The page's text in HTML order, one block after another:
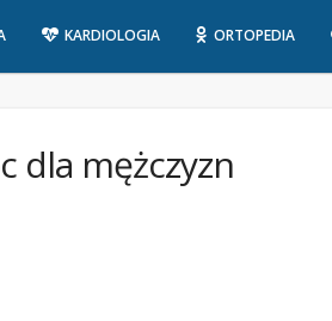
KARDIOLOGIA ORTOPEDIA
dla mężczyzn